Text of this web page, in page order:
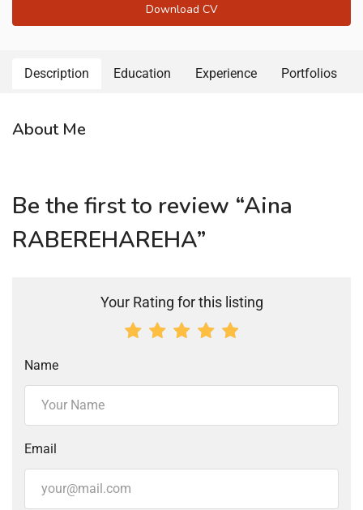
Download CV
Description Education Experience Portfolios
About Me
Be the first to review “Aina
RABEREHAREHA”
Your Rating for this listing
Name
Email